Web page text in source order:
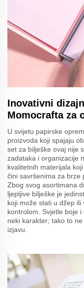
Inovativni
Momocrafta za
U svijetu papirske
proizvoda koji spajaju
set za bilješke ovaj nije
zadataka i organizacije
kvalitetnih materijala
čini savršenima za brze
Zbog svog asortimana
ljepljive bilješke je
koji može stati u džep
kontrolom. Svjetle boje
neki karakter; tako to
izjavu.